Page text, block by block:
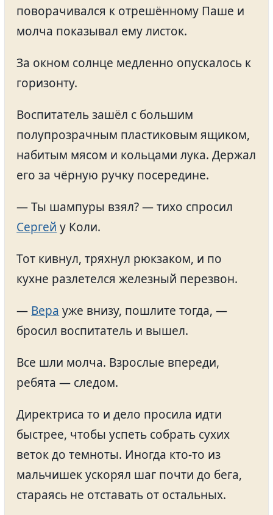
поворачивался к отрешённому Паше и
молча показывал ему листок.
За окном солнце медленно опускалось к
горизонту.
Воспитатель зашёл с большим
полупрозрачным пластиковым ящиком,
набитым мясом и кольцами лука. Держал
его за чёрную ручку посередине.
— Ты шампуры взял? — тихо спросил
Сергей у Коли.
Тот кивнул, тряхнул рюкзаком, и по
кухне разлетелся железный перезвон.
— Вера уже внизу, пошлите тогда, —
бросил воспитатель и вышел.
Все шли молча. Взрослые впереди,
ребята — следом.
Директриса то и дело просила идти
быстрее, чтобы успеть собрать сухих
веток до темноты. Иногда кто-то из
мальчишек ускорял шаг почти до бега,
стараясь не отставать от остальных.